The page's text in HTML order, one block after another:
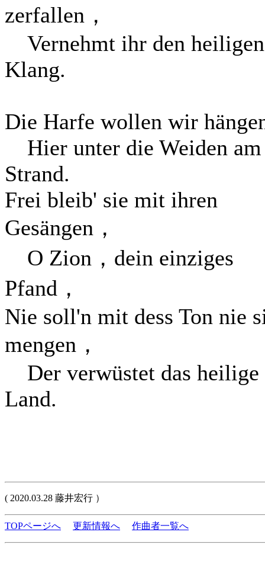
zerfallen，
Vernehmt ihr den heiligen
Klang.
Die Harfe wollen wir
Hier unter die Weiden am
Strand.
Frei bleib' sie mit ihren
Gesängen，
O Zion，dein einziges
Pfand，
Nie soll'n mit dess Ton nie
mengen，
Der verwüstet das heilige
Land.
( 2020.03.28 藤井宏行 ）
TOPページへ 更新情報へ 作曲者一覧へ